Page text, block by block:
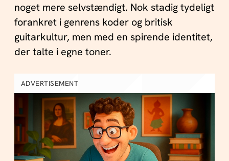
noget mere selvstændigt. Nok stadig tydeligt
forankret i genrens koder og britisk
guitarkultur, men med en spirende identitet,
der talte i egne toner.
ADVERTISEMENT